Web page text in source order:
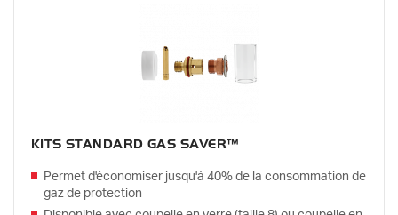
KITS STANDARD GAS SAVER™
Permet d'économiser jusqu'à 40% de la consommation de
gaz de protection